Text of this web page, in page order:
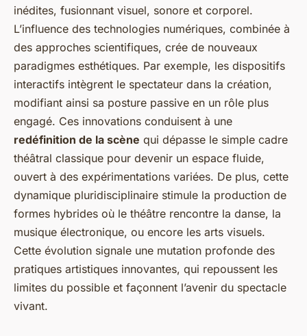
inédites, fusionnant visuel, sonore et corporel.
L’influence des technologies numériques, combinée à
des approches scientifiques, crée de nouveaux
paradigmes esthétiques. Par exemple, les dispositifs
interactifs intègrent le spectateur dans la création,
modifiant ainsi sa posture passive en un rôle plus
engagé. Ces innovations conduisent à une
redéfinition de la scène qui dépasse le simple cadre
théâtral classique pour devenir un espace fluide,
ouvert à des expérimentations variées. De plus, cette
dynamique pluridisciplinaire stimule la production de
formes hybrides où le théâtre rencontre la danse, la
musique électronique, ou encore les arts visuels.
Cette évolution signale une mutation profonde des
pratiques artistiques innovantes, qui repoussent les
limites du possible et façonnent l’avenir du spectacle
vivant.